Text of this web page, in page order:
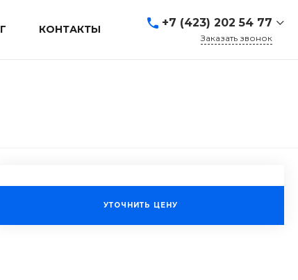
КОНТАКТЫ +7 (423) 202 54 77
Заказать звонок
УТОЧНИТЬ ЦЕНУ